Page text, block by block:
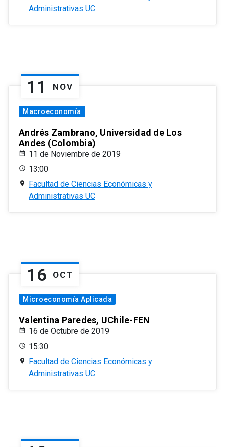
Administrativas UC
11 NOV
Macroeconomía
Andrés Zambrano, Universidad de Los
Andes (Colombia)
11 de Noviembre de 2019
13:00
Facultad de Ciencias Económicas y
Administrativas UC
16 OCT
Microeconomía Aplicada
Valentina Paredes, UChile-FEN
16 de Octubre de 2019
15:30
Facultad de Ciencias Económicas y
Administrativas UC